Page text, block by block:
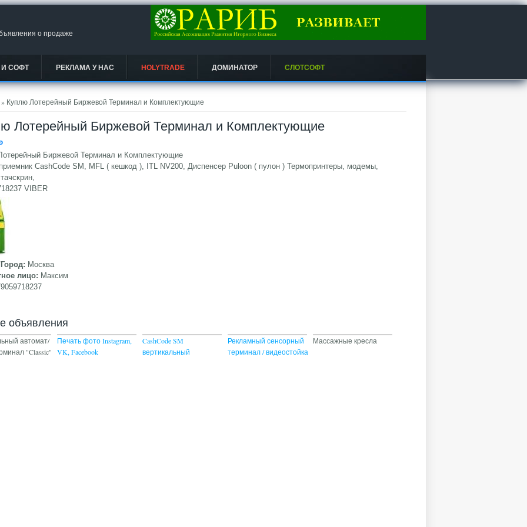
о продаже
СОФТ РЕКЛАМА У НАС HOLYTRADE ДОМИНАТОР СЛОТСОФТ
» Куплю Лотерейный Биржевой Терминал и Комплектующие
Лотерейный Биржевой Терминал и Комплектующие
Биржевой Терминал и Комплектующие
CashCode SM, MFL ( кешкод ), ITL NV200, Диспенсер Puloon ( пулон ) Термопринтеры, модемы,
VIBER
Москва
лицо: Максим
объявления
автомат/
"Classic"
Печать фото Instagram,
VK, Facebook
CashCode SM
вертикальный
Рекламный сенсорный
терминал / видеостойка
Массажные кресла